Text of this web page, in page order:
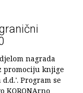
nagrada
promociju knjige
Program se
KORONArno